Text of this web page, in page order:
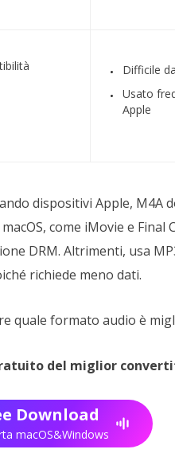
Difficile
Usato
Apple
dispositivi Apple, M4A
come iMovie e
DRM. Altrimenti, usa
richiede meno dati.
quale formato audio è
del miglior
Download
macOS&Windows